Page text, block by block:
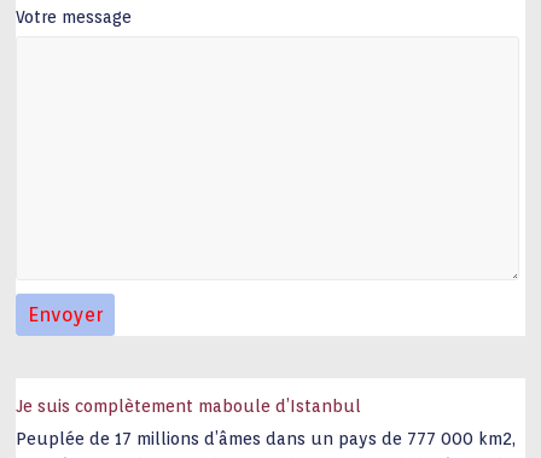
Votre message
Je suis complètement maboule d’Istanbul
Peuplée de 17 millions d’âmes dans un pays de 777 000 km2,